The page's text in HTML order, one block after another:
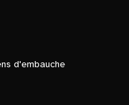
d'embauche